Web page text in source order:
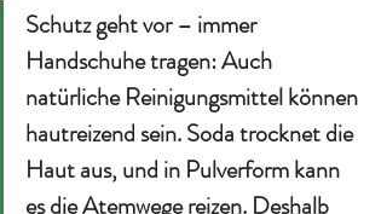
Schutz geht vor – immer
Handschuhe tragen: Auch
natürliche Reinigungsmittel können
hautreizend sein. Soda trocknet die
Haut aus, und in Pulverform kann
es die Atemwege reizen. Deshalb